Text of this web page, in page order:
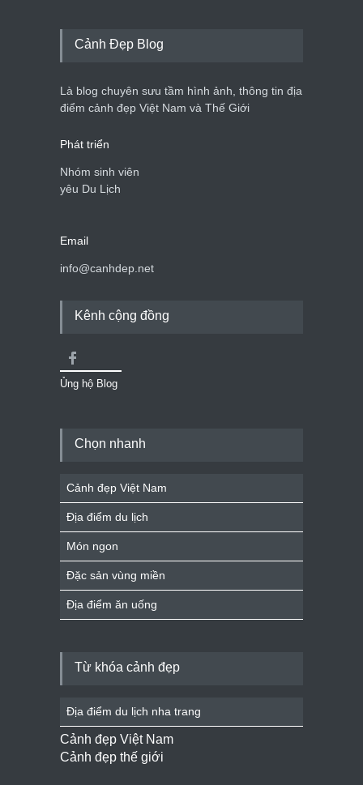
Cảnh Đẹp Blog
Là blog chuyên sưu tầm hình ảnh, thông tin địa
điểm cảnh đẹp Việt Nam và Thế Giới
Phát triển
Nhóm sinh viên
yêu Du Lịch
Email
info@canhdep.net
Kênh cộng đồng
Ủng hộ Blog
Chọn nhanh
Cảnh đẹp Việt Nam
Địa điểm du lịch
Món ngon
Đặc sản vùng miền
Địa điểm ăn uống
Từ khóa cảnh đẹp
Địa điểm du lịch nha trang
Cảnh đẹp Việt Nam
Cảnh đẹp thế giới